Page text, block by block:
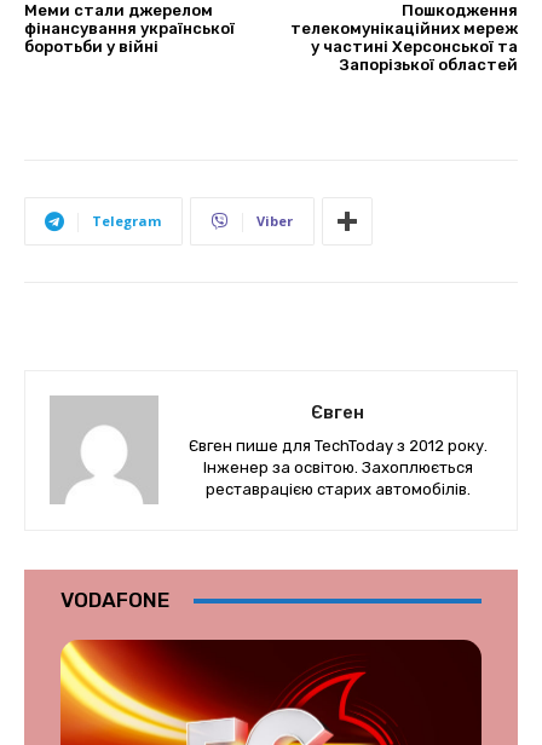
Меми стали джерелом
фінансування української
боротьби у війні
Пошкодження
телекомунікаційних мереж
у частині Херсонської та
Запорізької областей
Telegram Viber
Євген
Євген пише для TechToday з 2012 року.
Інженер за освітою. Захоплюється
реставрацією старих автомобілів.
VODAFONE